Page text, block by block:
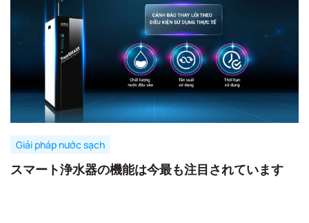
Giải pháp nước sạch
スマート浄水器の機能は今最も注目されています